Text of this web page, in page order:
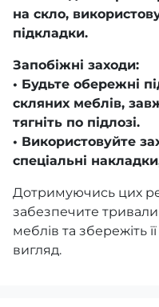
на скло,
підкладки.
Запобіжні заходи:
• Будьте обережні
скляних меблів,
тягніть по підлозі.
• Використовуйте
спеціальні
Дотримуючись цих
забезпечите
меблів та збережіть
вигляд.